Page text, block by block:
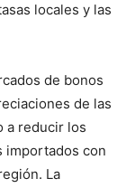
locales y las
de bonos
de las
a reducir los
importados con
La